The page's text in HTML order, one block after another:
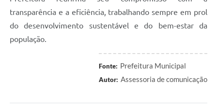
transparência e a eficiência, trabalhando sempre em prol
do desenvolvimento sustentável e do bem-estar da
população.
Fonte: Prefeitura Municipal
Autor: Assessoria de comunicação